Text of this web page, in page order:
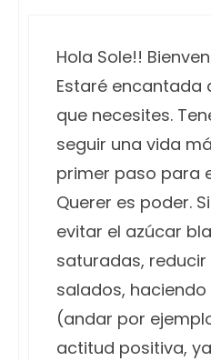
Hola Sole!!
Estaré encantada
que necesites.
seguir una vida
primer paso para
Querer es poder.
evitar el azúcar
saturadas,
salados,
(andar por
actitud positiva,